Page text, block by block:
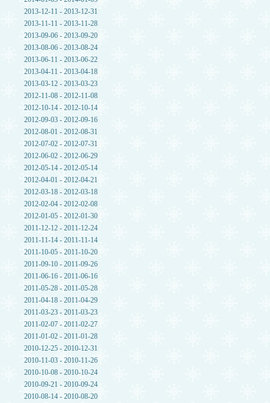
2013-12-11 - 2013-12-31
2013-11-11 - 2013-11-28
2013-09-06 - 2013-09-20
2013-08-06 - 2013-08-24
2013-06-11 - 2013-06-22
2013-04-11 - 2013-04-18
2013-03-12 - 2013-03-23
2012-11-08 - 2012-11-08
2012-10-14 - 2012-10-14
2012-09-03 - 2012-09-16
2012-08-01 - 2012-08-31
2012-07-02 - 2012-07-31
2012-06-02 - 2012-06-29
2012-05-14 - 2012-05-14
2012-04-01 - 2012-04-21
2012-03-18 - 2012-03-18
2012-02-04 - 2012-02-08
2012-01-05 - 2012-01-30
2011-12-12 - 2011-12-24
2011-11-14 - 2011-11-14
2011-10-05 - 2011-10-20
2011-09-10 - 2011-09-26
2011-06-16 - 2011-06-16
2011-05-28 - 2011-05-28
2011-04-18 - 2011-04-29
2011-03-23 - 2011-03-23
2011-02-07 - 2011-02-27
2011-01-02 - 2011-01-28
2010-12-25 - 2010-12-31
2010-11-03 - 2010-11-26
2010-10-08 - 2010-10-24
2010-09-21 - 2010-09-24
2010-08-14 - 2010-08-20